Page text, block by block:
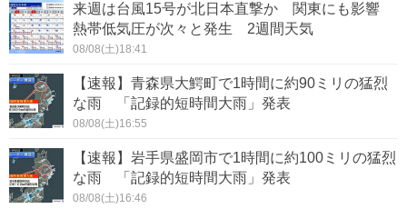
来週は台風15号が北日本直撃か 関東にも影響
熱帯低気圧が次々と発生 2週間天気
08/08(土)18:41
【速報】青森県大鰐町で1時間に約90ミリの猛烈
な雨 「記録的短時間大雨」発表
08/08(土)16:55
【速報】岩手県盛岡市で1時間に約100ミリの猛烈
な雨 「記録的短時間大雨」発表
08/08(土)16:46